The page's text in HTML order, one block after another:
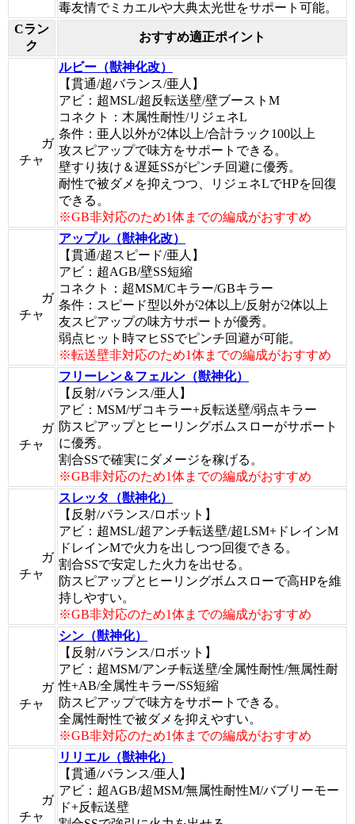
毒友情でミカエルや大典太光世をサポート可能。
Cラン
ク
おすすめ適正ポイント
ガ
チャ
ルビー（獣神化改）
【貫通/超バランス/亜人】
アビ：超MSL/超反転送壁/壁ブーストM
コネクト：木属性耐性/リジェネL
条件：亜人以外が2体以上/合計ラック100以上
攻スピアップで味方をサポートできる。
壁すり抜け＆遅延SSがピンチ回避に優秀。
耐性で被ダメを抑えつつ、リジェネLでHPを回復
できる。
※GB非対応のため1体までの編成がおすすめ
ガ
チャ
アップル（獣神化改）
【貫通/超スピード/亜人】
アビ：超AGB/壁SS短縮
コネクト：超MSM/Cキラー/GBキラー
条件：スピード型以外が2体以上/反射が2体以上
友スピアップの味方サポートが優秀。
弱点ヒット時マヒSSでピンチ回避が可能。
※転送壁非対応のため1体までの編成がおすすめ
ガ
チャ
フリーレン＆フェルン（獣神化）
【反射/バランス/亜人】
アビ：MSM/ザコキラー+反転送壁/弱点キラー
防スピアップとヒーリングボムスローがサポート
に優秀。
割合SSで確実にダメージを稼げる。
※GB非対応のため1体までの編成がおすすめ
ガ
チャ
スレッタ（獣神化）
【反射/バランス/ロボット】
アビ：超MSL/超アンチ転送壁/超LSM+ドレインM
ドレインMで火力を出しつつ回復できる。
割合SSで安定した火力を出せる。
防スピアップとヒーリングボムスローで高HPを維
持しやすい。
※GB非対応のため1体までの編成がおすすめ
ガ
チャ
シン（獣神化）
【反射/バランス/ロボット】
アビ：超MSM/アンチ転送壁/全属性耐性/無属性耐
性+AB/全属性キラー/SS短縮
防スピアップで味方をサポートできる。
全属性耐性で被ダメを抑えやすい。
※GB非対応のため1体までの編成がおすすめ
ガ
チャ
リリエル（獣神化）
【貫通/バランス/亜人】
アビ：超AGB/超MSM/無属性耐性M/バブリーモー
ド+反転送壁